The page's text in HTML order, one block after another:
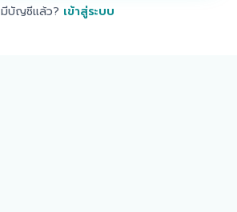
มีบัญชีแล้ว? เข้าสู่ระบบ